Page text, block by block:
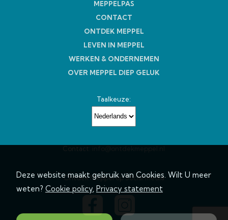
Deze website maakt gebruik van Cookies. Wilt U meer
weten? Cookie policy, Privacy statement
MEPPELPAS
CONTACT
ONTDEK MEPPEL
LEVEN IN MEPPEL
WERKEN & ONDERNEMEN
OVER MEPPEL DIEP GELUK
Taalkeuze:
Contact:
Ontdek Meppel op Social media